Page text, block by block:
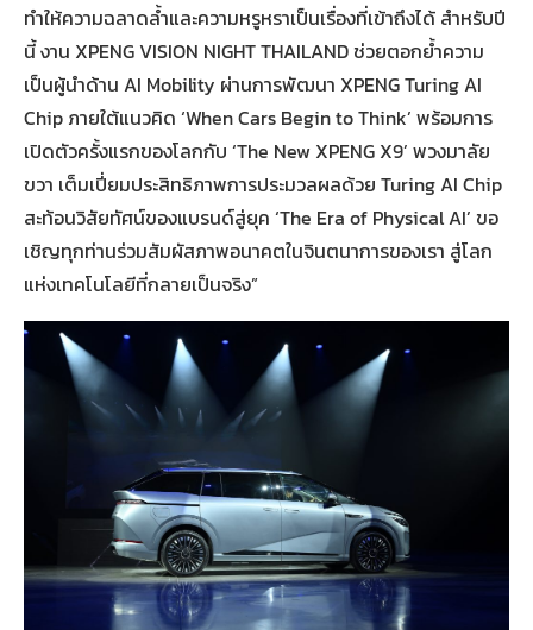
ทำให้ความฉลาดล้ำและความหรูหราเป็นเรื่องที่เข้าถึงได้ สำหรับปี
นี้ งาน XPENG VISION NIGHT THAILAND ช่วยตอกย้ำความ
เป็นผู้นำด้าน AI Mobility ผ่านการพัฒนา XPENG Turing AI
Chip ภายใต้แนวคิด ‘When Cars Begin to Think’ พร้อมการ
เปิดตัวครั้งแรกของโลกกับ ‘The New XPENG X9’ พวงมาลัย
ขวา เต็มเปี่ยมประสิทธิภาพการประมวลผลด้วย Turing AI Chip
สะท้อนวิสัยทัศน์ของแบรนด์สู่ยุค ‘The Era of Physical AI’ ขอ
เชิญทุกท่านร่วมสัมผัสภาพอนาคตในจินตนาการของเรา สู่โลก
แห่งเทคโนโลยีที่กลายเป็นจริง”